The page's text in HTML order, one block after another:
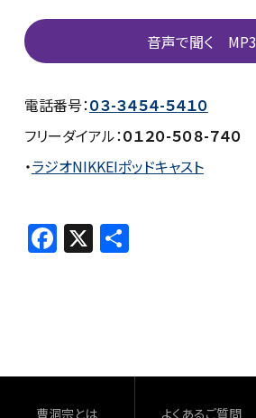
音声で聞く MP3
電話番号：０３-３４５４-５４１０
フリーダイアル：０１２０-５０８-７４０
・ラジオNIKKEIポッドキャスト
F
a
o
X 共
曹洞宗とは よくあるご質問